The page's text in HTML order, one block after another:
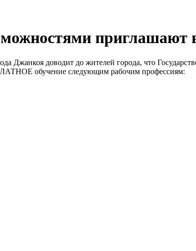
приглашают
Джанкоя доводит до жителей города, что
обучение следующим рабочим профессиям: